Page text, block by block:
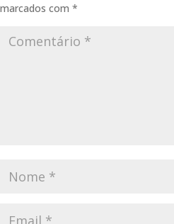
marcados com *